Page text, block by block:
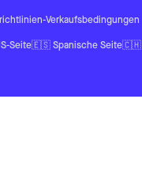
-Verkaufsbedingungen
Seite🇪🇸 Spanische Seite🇨🇭